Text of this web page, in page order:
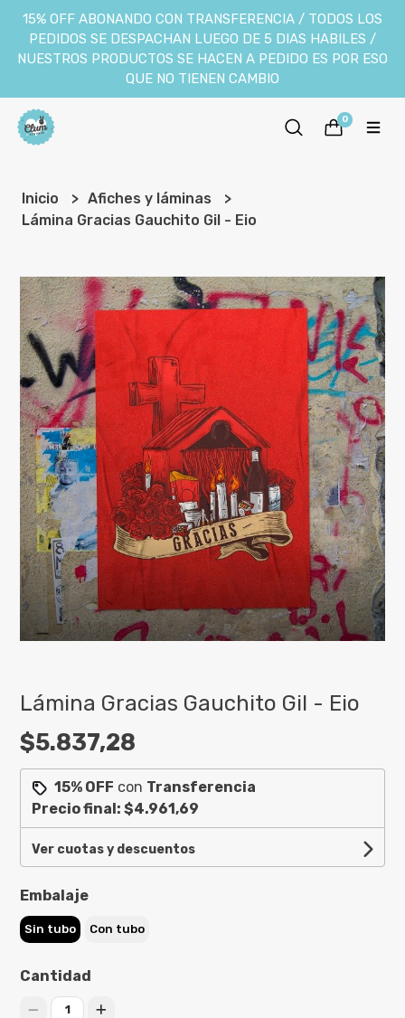
15% OFF ABONANDO CON TRANSFERENCIA / TODOS LOS
PEDIDOS SE DESPACHAN LUEGO DE 5 DIAS HABILES /
NUESTROS PRODUCTOS SE HACEN A PEDIDO ES POR ESO
QUE NO TIENEN CAMBIO
0
Inicio
Afiches y láminas
Lámina Gracias Gauchito Gil - Eio
Lámina Gracias Gauchito Gil - Eio
$5.837,28
15% OFF con Transferencia
Precio final:$4.961,69
Ver cuotas y descuentos
Embalaje
Sin tubo Con tubo
Cantidad
1